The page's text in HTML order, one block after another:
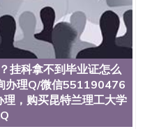
挂科拿不到毕业证怎么
办理Q/微信551190476
，购买昆特兰理工大学